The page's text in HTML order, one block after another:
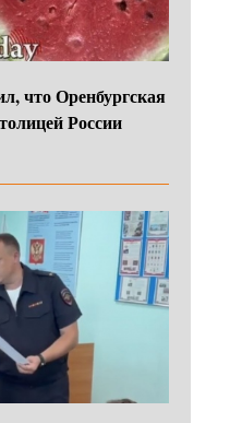
что Оренбургская
России